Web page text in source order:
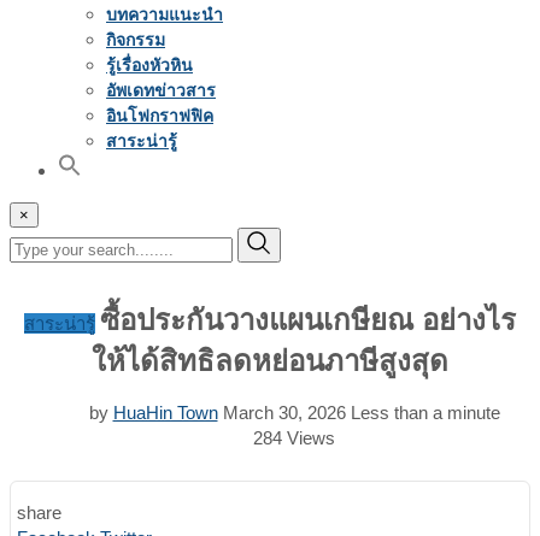
บทความแนะนำ
กิจกรรม
รู้เรื่องหัวหิน
อัพเดทข่าวสาร
อินโฟกราฟฟิค
สาระน่ารู้
×
สาระน่ารู้ ซื้อประกันวางแผนเกษียณ อย่างไร
ให้ได้สิทธิลดหย่อนภาษีสูงสุด
by HuaHin Town March 30, 2026 Less than a minute
284 Views
share